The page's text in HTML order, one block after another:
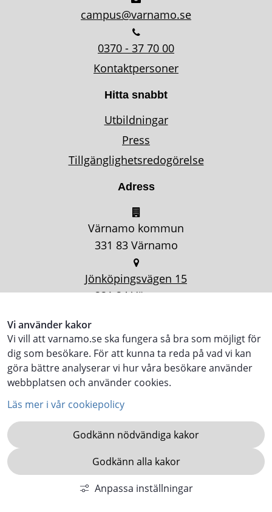
Vi använder kakor
Vi vill att varnamo.se ska fungera så bra som möjligt för
dig som besökare. För att kunna ta reda på vad vi kan
göra bättre analyserar vi hur våra besökare använder
webbplatsen och använder cookies.
Läs mer i vår cookiepolicy
Godkänn nödvändiga kakor
Godkänn alla kakor
Anpassa inställningar
campus@varnamo.se
0370 - 37 70 00
Kontaktpersoner
Hitta snabbt
Utbildningar
Press
Tillgänglighetsredogörelse
Adress
Värnamo kommun
331 83 Värnamo
Jönköpingsvägen 15
331 34 Värnamo
KOMMUN.VARNAMO.SE